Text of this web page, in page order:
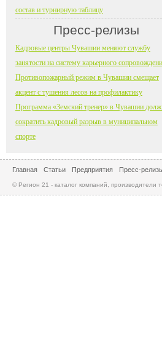
состав и турнирную таблицу
Пресс-релизы
Кадровые центры Чувашии меняют службу
занятости на систему карьерного
Противопожарный режим в Чувашии смещает
акцент с тушения лесов на профилактику
Программа «Земский тренер» в Чувашии
сократить кадровый разрыв в муниципальном
спорте
Главная Статьи Предприятия Пресс-
© Регион 21 - каталог компаний, производители